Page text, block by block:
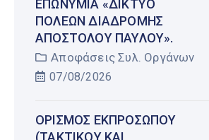
ΕΠΩΝΥΜΊΑ «ΔΊΚΤΥΟ
ΠΌΛΕΩΝ ΔΙΑΔΡΟΜΉΣ
ΑΠΟΣΤΌΛΟΥ ΠΑΎΛΟΥ».
Αποφάσεις Συλ. Οργάνων
07/08/2026
ΟΡΙΣΜΌΣ ΕΚΠΡΟΣΏΠΟΥ